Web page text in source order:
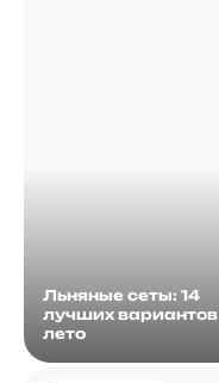
Льняные сеты: 14
лучших вариантов
лето